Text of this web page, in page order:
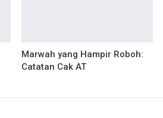
Marwah yang Hampir Roboh:
Catatan Cak AT